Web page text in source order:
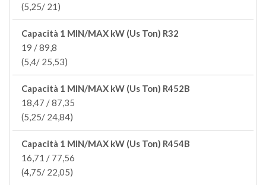
(5,25/ 21)
Capacità 1 MIN/MAX kW (Us Ton) R32
19 / 89,8
(5,4/ 25,53)
Capacità 1 MIN/MAX kW (Us Ton) R452B
18,47 / 87,35
(5,25/ 24,84)
Capacità 1 MIN/MAX kW (Us Ton) R454B
16,71 / 77,56
(4,75/ 22,05)